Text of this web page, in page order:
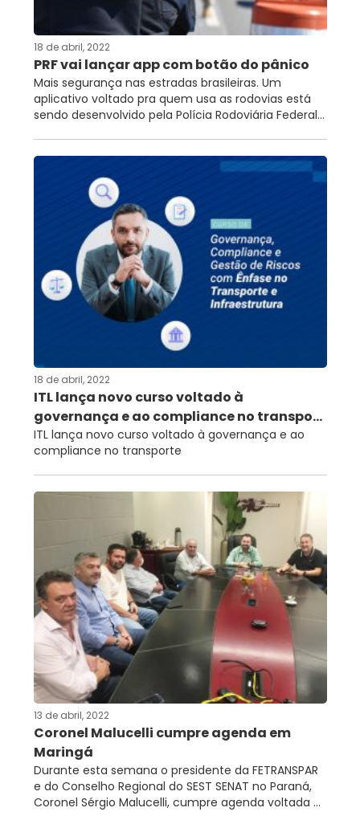
18 de abril, 2022
PRF vai lançar app com botão do pânico
Mais segurança nas estradas brasileiras. Um
aplicativo voltado pra quem usa as rodovias está
sendo desenvolvido pela Polícia Rodoviária Federal...
18 de abril, 2022
ITL lança novo curso voltado à
governança e ao compliance no transpo...
ITL lança novo curso voltado à governança e ao
compliance no transporte
13 de abril, 2022
Coronel Malucelli cumpre agenda em
Maringá
Durante esta semana o presidente da FETRANSPAR
e do Conselho Regional do SEST SENAT no Paraná,
Coronel Sérgio Malucelli, cumpre agenda voltada ...